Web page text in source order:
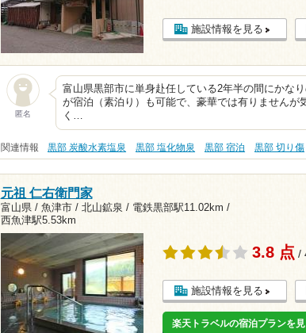
施設情報を見る
匿名
富山県黒部市に単身赴任している2年半の間にかな
が宿泊（素泊り）も可能で、豪華では有りませんが
く…
関連情報 黒部 炭酸水素塩泉 黒部 塩化物泉 黒部 宿泊 黒部 切り傷
元祖 仁右衛門家
富山県 / 魚津市 / 北山鉱泉 / 電鉄黒部駅11.02km /
西魚津駅5.53km
3.8 点 /
施設情報を見る
楽天トラベルの宿泊プランを